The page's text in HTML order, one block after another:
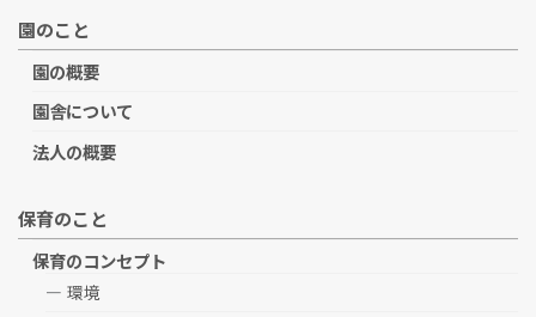
園のこと
園の概要
園舎について
法人の概要
保育のこと
保育のコンセプト
環境